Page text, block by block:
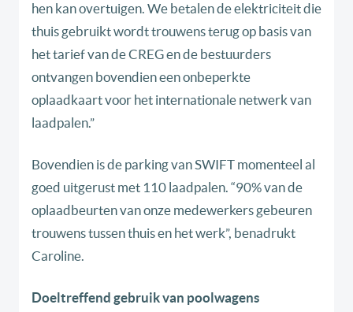
hen kan overtuigen. We betalen de elektriciteit die
thuis gebruikt wordt trouwens terug op basis van
het tarief van de CREG en de bestuurders
ontvangen bovendien een onbeperkte
oplaadkaart voor het internationale netwerk van
laadpalen.”
Bovendien is de parking van SWIFT momenteel al
goed uitgerust met 110 laadpalen. “90% van de
oplaadbeurten van onze medewerkers gebeuren
trouwens tussen thuis en het werk”, benadrukt
Caroline.
Doeltreffend gebruik van poolwagens